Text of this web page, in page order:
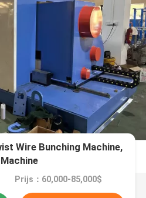
Wire Bunching Machine,
Prijs：60,000-85,000$